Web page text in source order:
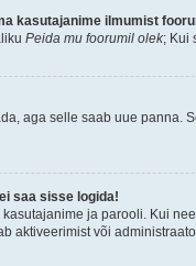
kasutajanime ilmumist
Peida mu foorumil olek; Kui
aga selle saab uue panna.
saa sisse logida!
ja parooli. Kui
aktiveerimist või